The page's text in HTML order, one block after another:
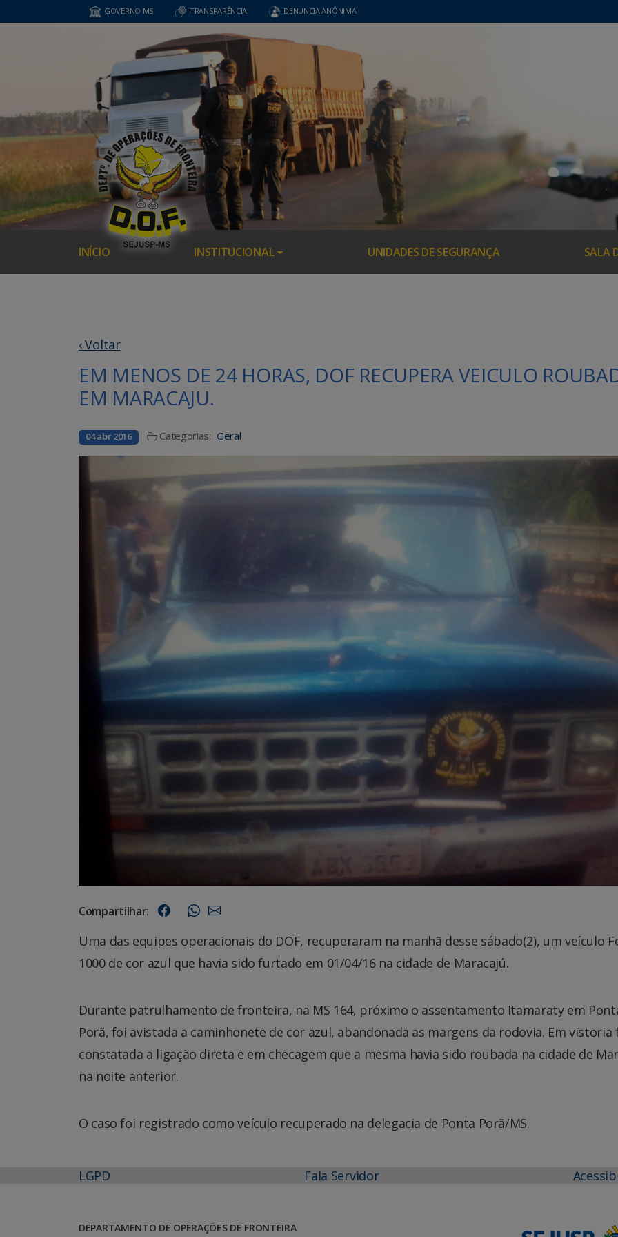
GOVERNO MS TRANSPARÊNCIA DENUNCIA ANÔNIMA
INÍCIO INSTITUCIONAL UNIDADES DE SEGURANÇA SALA
‹ Voltar
EM MENOS DE 24 HORAS, DOF RECUPERA VEICULO
EM MARACAJU.
04 abr 2016 Categorias: Geral
Compartilhar:
Uma das equipes operacionais do DOF, recuperaram na manhã desse sábado(2), um veículo
1000 de cor azul que havia sido furtado em 01/04/16 na cidade de Maracajú.
Durante patrulhamento de fronteira, na MS 164, próximo o assentamento Itamaraty em
Porã, foi avistada a caminhonete de cor azul, abandonada as margens da rodovia. Em vistoria
constatada a ligação direta e em checagem que a mesma havia sido roubada na cidade de
na noite anterior.
O caso foi registrado como veículo recuperado na delegacia de Ponta Porã/MS.
LGPD Fala Servidor
DEPARTAMENTO DE OPERAÇÕES DE FRONTEIRA